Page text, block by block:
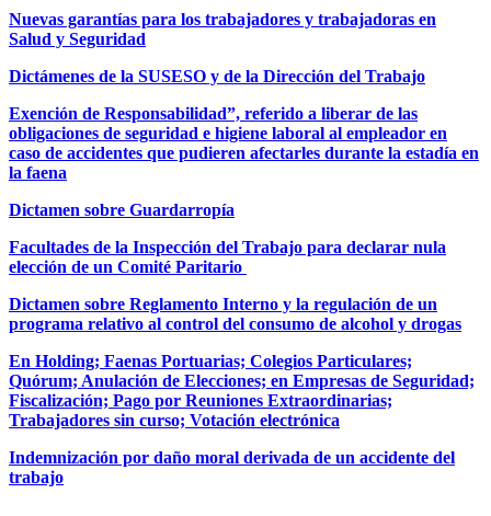
Nuevas garantías para los trabajadores y trabajadoras en
Salud y Seguridad
Dictámenes de la SUSESO y de la Dirección del Trabajo
Exención de Responsabilidad”, referido a liberar de las
obligaciones de seguridad e higiene laboral al empleador en
caso de accidentes que pudieren afectarles durante la estadía en
la faena
Dictamen sobre Guardarropía
Facultades de la Inspección del Trabajo para declarar nula
elección de un Comité Paritario
Dictamen sobre Reglamento Interno y la regulación de un
programa relativo al control del consumo de alcohol y drogas
En Holding; Faenas Portuarias; Colegios Particulares;
Quórum; Anulación de Elecciones; en Empresas de Seguridad;
Fiscalización; Pago por Reuniones Extraordinarias;
Trabajadores sin curso; Votación electrónica
Indemnización por daño moral derivada de un accidente del
trabajo